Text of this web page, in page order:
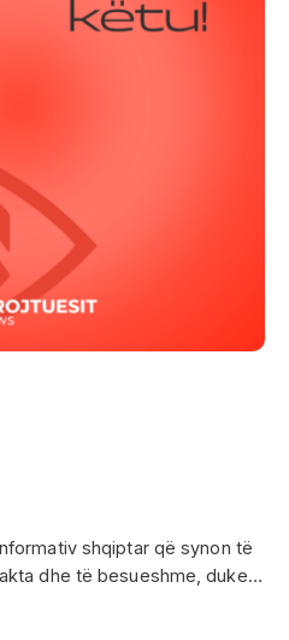
shqiptar që synon të
dhe të besueshme, duke
Fokus i punës sonë janë
sociale, denoncimet